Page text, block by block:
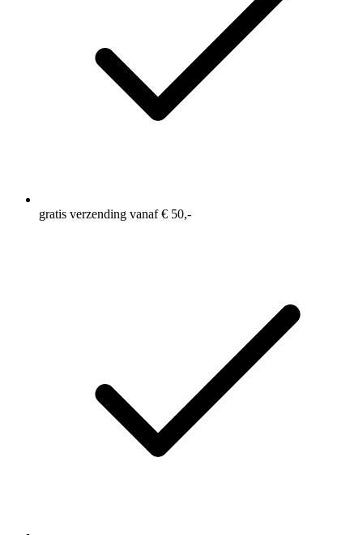
gratis verzending vanaf € 50,-